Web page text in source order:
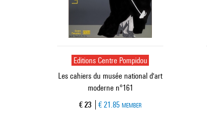
Editions Centre Pompidou
Les cahiers du musée national d'art
moderne n°161
Current price
€ 23 € 21.85 MEMBER